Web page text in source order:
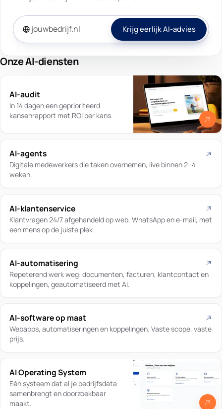
Krijg eerlijk AI-advies
Onze AI-diensten
AI-audit
In 14 dagen een geprioriteerd
kansenrapport met ROI per kans.
AI-agents
Digitale medewerkers die taken overnemen, live binnen 2–4
weken.
AI-klantenservice
Klantvragen 24/7 afgehandeld op web, WhatsApp en e-mail, met
een mens op de juiste plek.
AI-automatisering
Repeterend werk weg: documenten, facturen, klantcontact en
koppelingen, geautomatiseerd met AI.
AI-software op maat
Webapps, automatiseringen en koppelingen. Vaste scope, vaste
prijs.
AI Operating System
Eén systeem dat al je bedrijfsdata
samenbrengt en doorzoekbaar
maakt.